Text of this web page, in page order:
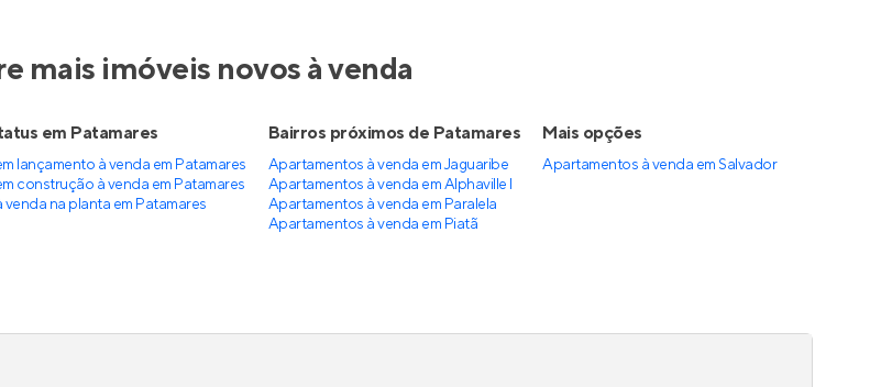
Stiep,Salvador
Residencial Reserva Da Mata
Em construçãoem Sussuarana ,
LIT 760